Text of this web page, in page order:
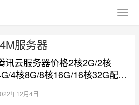
服务器
讯云服务器价格2核2G/2核
4核8G/8核16G/16核32G配置
年12月4日